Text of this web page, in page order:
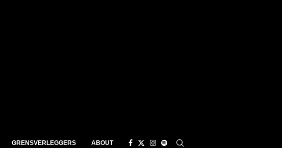
GRENSVERLEGGERS ABOUT